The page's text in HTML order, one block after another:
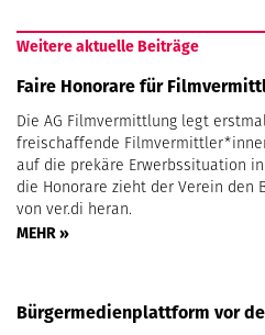
Weitere aktuelle Beiträge
Faire Honorare für
Die AG Filmvermittlung legt
freischaffende
auf die prekäre Erwerbssituation
die Honorare zieht der Verein den
von ver.di heran.
MEHR »
Bürgermedienplattform vor